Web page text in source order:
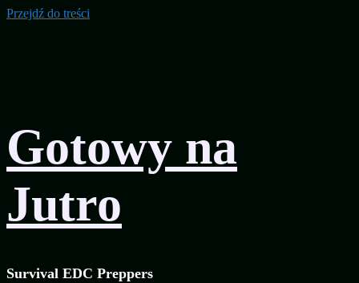
Przejdź do treści
Gotowy na
Jutro
Survival EDC Preppers